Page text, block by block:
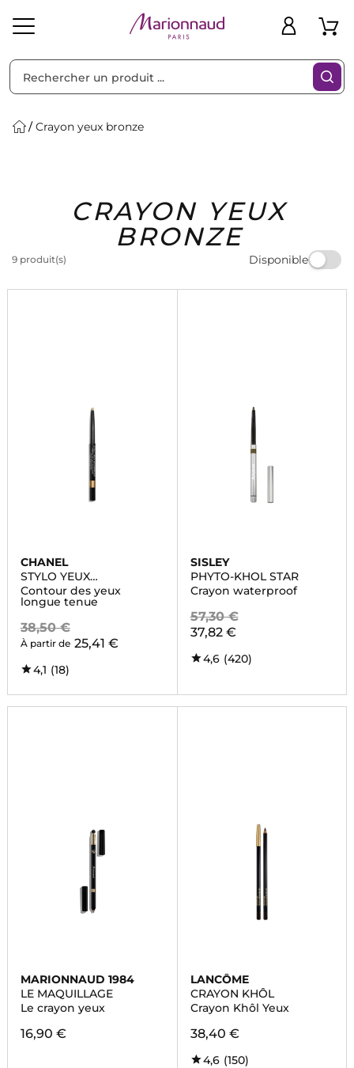
Solaire Homme Marques Idées
Cadeaux
Bons
Plans
Crayon yeux bronze
CRAYON YEUX
BRONZE
9 produit(s) Disponible
Filtres
CHANEL
STYLO YEUX
WATERPROOF
Contour des yeux
longue tenue
38,50 €
À partir de 25,41 €
4,1 (18)
SISLEY
PHYTO-KHOL STAR
Crayon waterproof
57,30 €
37,82 €
4,6 (420)
MARIONNAUD 1984
LE MAQUILLAGE
Le crayon yeux
16,90 €
LANCÔME
CRAYON KHÔL
Crayon Khôl Yeux
38,40 €
4,6 (150)